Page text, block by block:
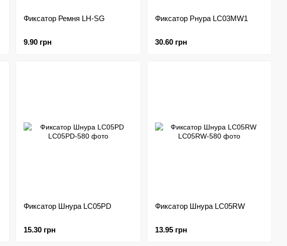
Фиксатор Ремня LH-SG
9.90 грн
Фиксатор Рнура LC03MW1
30.60 грн
Фиксатор Шнура LC05PD
15.30 грн
Фиксатор Шнура LC05RW
13.95 грн